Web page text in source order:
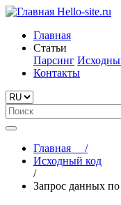
Hello-site.ru
Главная
Статьи
Парсинг
Контакты
Главная
/
Исходный код
/
Запрос данных